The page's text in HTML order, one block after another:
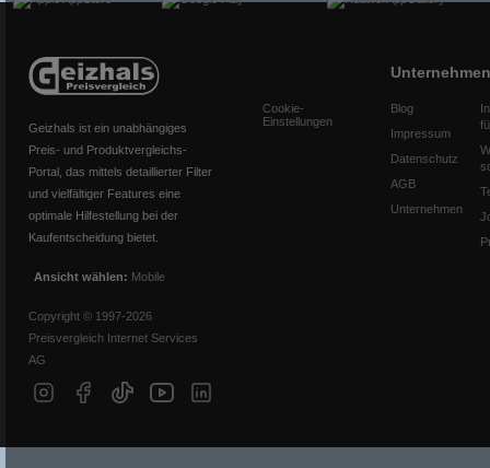
Geizhals ist ein unabhängiges
Preis- und Produktvergleichs-
Portal, das mittels detaillierter Filter
und vielfältiger Features eine
optimale Hilfestellung bei der
Kaufentscheidung bietet.
Ansicht wählen: Mobile
Copyright © 1997-2026
Preisvergleich Internet Services
AG
Cookie-
Einstellungen
Unternehmen
Blog
Impressum
Datenschutz
AGB
Unternehmen